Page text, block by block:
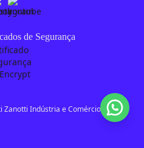
de Segurança
Zanotti Indústria e Comércio de